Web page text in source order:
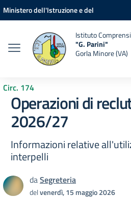
Vai ai contenuti
Vai al menu di navigazione
Vai al footer
Ministero dell'Istruzione e del
Istituto
"G. Parini"
Gorla Minore (VA)
Circ. 174
Operazioni di
2026/27
Informazioni relative
interpelli
daSegreteria
delvenerdì, 15 maggio 2026